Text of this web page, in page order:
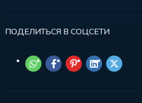
ПОДЕЛИТЬСЯ В СОЦСЕТИ